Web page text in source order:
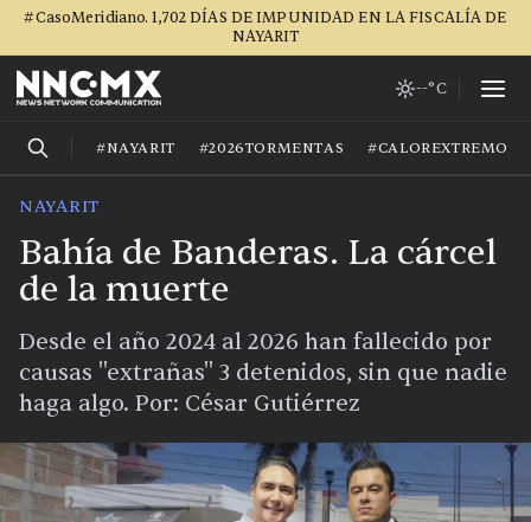
#CasoMeridiano. 1,702 DÍAS DE IMPUNIDAD EN LA FISCALÍA DE
NAYARIT
--°C
#NAYARIT #2026TORMENTAS #CALOREXTREMO
NAYARIT
Bahía de Banderas. La cárcel
de la muerte
Desde el año 2024 al 2026 han fallecido por
causas "extrañas" 3 detenidos, sin que nadie
haga algo. Por: César Gutiérrez